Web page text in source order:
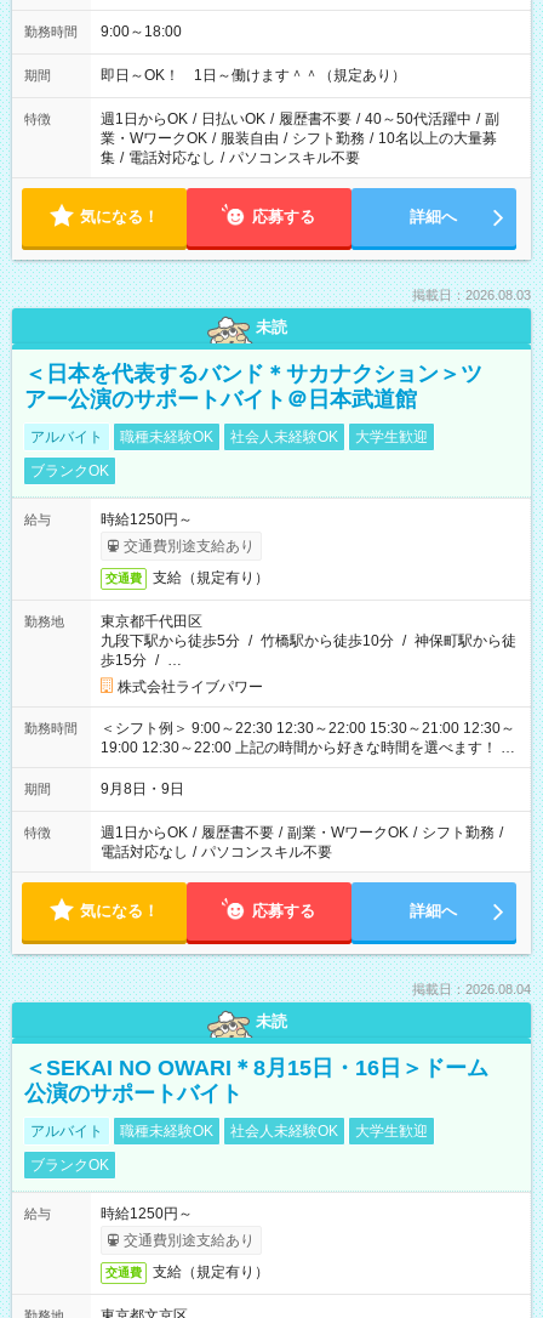
勤務時間 9:00～18:00
期間 即日～OK！ 1日～働けます＾＾（規定あり）
特徴 週1日からOK / 日払いOK / 履歴書不要 / 40～50代活躍中 / 副
業・WワークOK / 服装自由 / シフト勤務 / 10名以上の大量募
集 / 電話対応なし / パソコンスキル不要
気になる！ 応募する 詳細へ
掲載日：2026.08.03
未読
＜日本を代表するバンド＊サカナクション＞ツ
アー公演のサポートバイト＠日本武道館
アルバイト 職種未経験OK 社会人未経験OK
大学生歓迎
ブランクOK
給与
時給1250円～
交通費別途支給あり
交通費 支給（規定有り）
勤務地
東京都千代田区
九段下駅から徒歩5分 / 竹橋駅から徒歩10分 / 神保町駅から徒
歩15分 / …
株式会社ライブパワー
勤務時間
＜シフト例＞ 9:00～22:30 12:30～22:00 15:30～21:00 12:30～
19:00 12:30～22:00 上記の時間から好きな時間を選べます！ ※
時間は変更となる可能性があります
期間 9月8日・9日
特徴 週1日からOK / 履歴書不要 / 副業・WワークOK / シフト勤務 /
電話対応なし / パソコンスキル不要
気になる！ 応募する 詳細へ
掲載日：2026.08.04
未読
＜SEKAI NO OWARI＊8月15日・16日＞ドーム
公演のサポートバイト
アルバイト 職種未経験OK 社会人未経験OK
大学生歓迎
ブランクOK
給与
時給1250円～
交通費別途支給あり
交通費 支給（規定有り）